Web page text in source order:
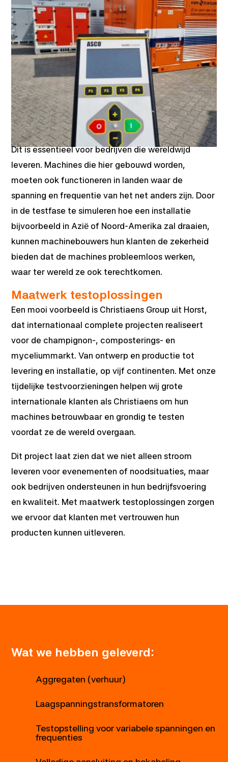
Dit is essentieel voor bedrijven die wereldwijd
leveren. Machines die hier gebouwd worden,
moeten ook functioneren in landen waar de
spanning en frequentie van het net anders zijn. Door
in de testfase te simuleren hoe een installatie
bijvoorbeeld in Azië of Noord-Amerika zal draaien,
kunnen machinebouwers hun klanten de zekerheid
bieden dat de machines probleemloos werken,
waar ter wereld ze ook terechtkomen.
Maatwerk testoplossingen
Een mooi voorbeeld is Christiaens Group uit Horst,
dat internationaal complete projecten realiseert
voor de champignon-, composterings- en
myceliummarkt. Van ontwerp en productie tot
levering en installatie, op vijf continenten. Met onze
tijdelijke testvoorzieningen helpen wij grote
internationale klanten als Christiaens om hun
machines betrouwbaar en grondig te testen
voordat ze de wereld overgaan.
Dit project laat zien dat we niet alleen stroom
leveren voor evenementen of noodsituaties, maar
ook bedrijven ondersteunen in hun bedrijfsvoering
en kwaliteit. Met maatwerk testoplossingen zorgen
we ervoor dat klanten met vertrouwen hun
producten kunnen uitleveren.
Wat we hebben geleverd:
Aggregaten (verhuur)
Laagspanningstransformatoren
Testopstelling voor variabele spanningen en
frequenties